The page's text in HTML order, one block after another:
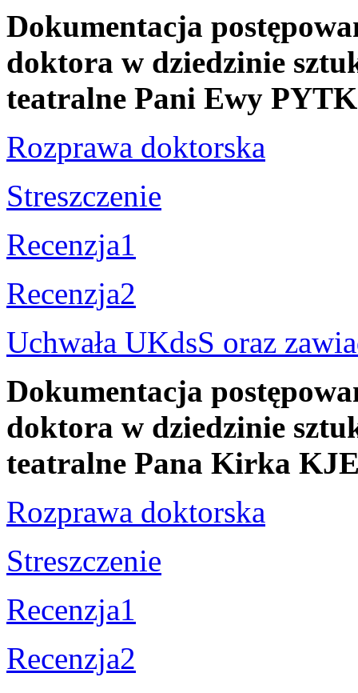
Dokumentacja
doktora w dziedzinie
teatralne Pani Ewy
Rozprawa doktorska
Streszczenie
Recenzja1
Recenzja2
Uchwała UKdsS oraz
Dokumentacja
doktora w dziedzinie
teatralne Pana Kirka
Rozprawa doktorska
Streszczenie
Recenzja1
Recenzja2